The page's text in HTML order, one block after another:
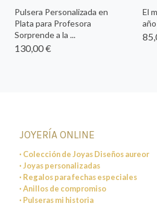
Pulsera Personalizada en
Plata para Profesora
Sorprende a la ...
130,00 €
El
JOYERÍA ONLINE
· Colección de Joyas Diseños aureor
· Joyas personalizadas
· Regalos para fechas especiales
· Anillos de compromiso
· Pulseras mi historia